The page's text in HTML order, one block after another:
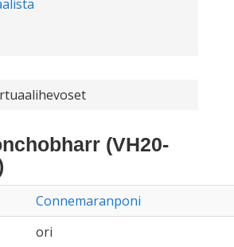
(VH20-
Connemaranponi
ori